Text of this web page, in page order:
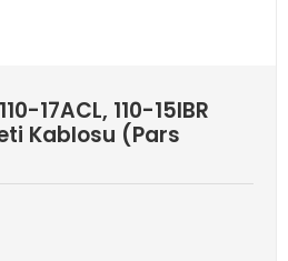
17ACL, 110-15IBR
Kablosu (Pars